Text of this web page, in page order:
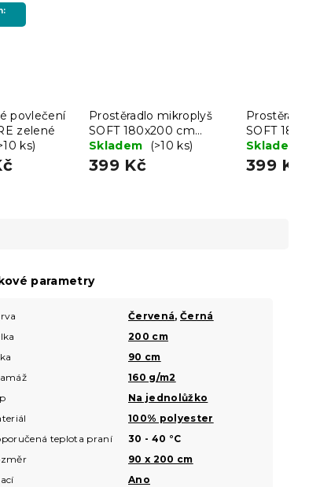
povlečení
zelené
ks)
Prostěradlo mikroplyš
SOFT 180x200 cm
modré
Skladem (>10 ks)
399 Kč
Prostěradlo
SOFT
světle šedé
Skladem
399 Kč
parametry
Červená,Černá
200 cm
90 cm
160 g/m2
Na jednolůžko
100% polyester
teplota praní 30 - 40 °C
90 x 200 cm
Ano